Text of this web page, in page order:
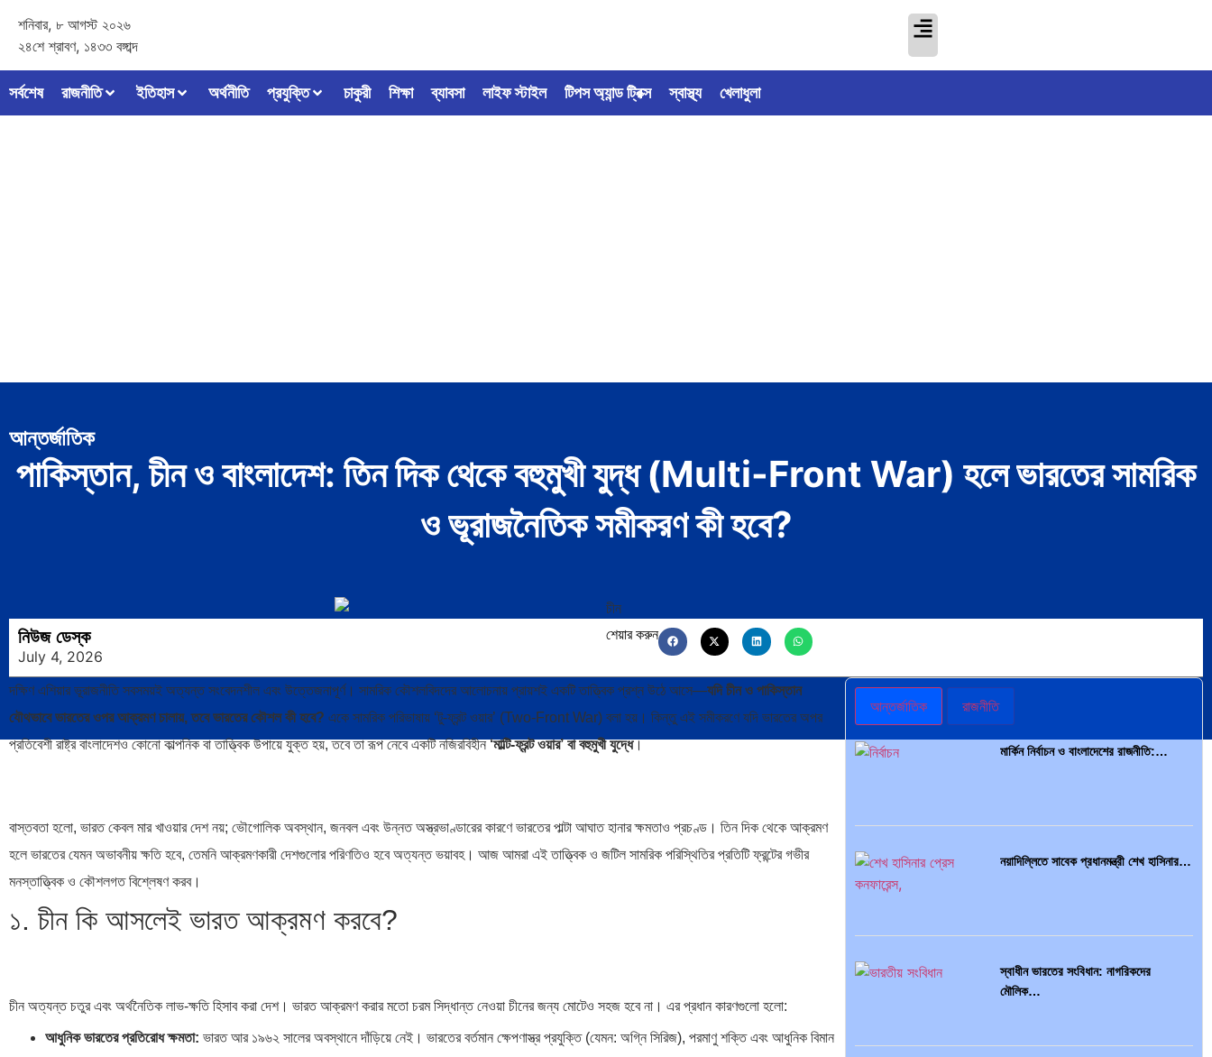
শনিবার, ৮ আগস্ট ২০২৬
২৪শে শ্রাবণ, ১৪৩৩ বঙ্গাব্দ
সর্বশেষ রাজনীতি ইতিহাস অর্থনীতি প্রযুক্তি চাকুরী শিক্ষা ব্যাবসা লাইফ স্টাইল টিপস অ্যান্ড ট্রিক্স স্বাস্থ্য খেলাধুলা
আন্তর্জাতিক
পাকিস্তান, চীন ও বাংলাদেশ: তিন দিক থেকে বহুমুখী যুদ্ধ (Multi-Front War) হলে ভারতের সামরিক
ও ভূরাজনৈতিক সমীকরণ কী হবে?
নিউজ ডেস্ক
July 4, 2026
শেয়ার করুন
দক্ষিণ এশিয়ার ভূরাজনীতি সবসময়ই অত্যন্ত সংবেদনশীল এবং উত্তেজনাপূর্ণ। সামরিক কৌশলবিদদের আলোচনায় প্রায়শই একটি তাত্ত্বিক প্রশ্ন উঠে আসে—যদি চীন ও পাকিস্তান
যৌথভাবে ভারতের ওপর আক্রমণ চালায়, তবে ভারতের কৌশল কী হবে? একে সামরিক পরিভাষায় ‘টু-ফ্রন্ট ওয়ার’ (Two-Front War) বলা হয়। কিন্তু এই সমীকরণে যদি ভারতের অপর
প্রতিবেশী রাষ্ট্র বাংলাদেশও কোনো কাল্পনিক বা তাত্ত্বিক উপায়ে যুক্ত হয়, তবে তা রূপ নেবে একটি নজিরবিহীন‘মাল্টি-ফ্রন্ট ওয়ার’ বা বহুমুখী যুদ্ধে।
বাস্তবতা হলো, ভারত কেবল মার খাওয়ার দেশ নয়; ভৌগোলিক অবস্থান, জনবল এবং উন্নত অস্ত্রভাণ্ডারের কারণে ভারতের পাল্টা আঘাত হানার ক্ষমতাও প্রচণ্ড। তিন দিক থেকে আক্রমণ
হলে ভারতের যেমন অভাবনীয় ক্ষতি হবে, তেমনি আক্রমণকারী দেশগুলোর পরিণতিও হবে অত্যন্ত ভয়াবহ। আজ আমরা এই তাত্ত্বিক ও জটিল সামরিক পরিস্থিতির প্রতিটি ফ্রন্টের গভীর
মনস্তাত্ত্বিক ও কৌশলগত বিশ্লেষণ করব।
১. চীন কি আসলেই ভারত আক্রমণ করবে?
চীন অত্যন্ত চতুর এবং অর্থনৈতিক লাভ-ক্ষতি হিসাব করা দেশ। ভারত আক্রমণ করার মতো চরম সিদ্ধান্ত নেওয়া চীনের জন্য মোটেও সহজ হবে না। এর প্রধান কারণগুলো হলো:
আধুনিক ভারতের প্রতিরোধ ক্ষমতা: ভারত আর ১৯৬২ সালের অবস্থানে দাঁড়িয়ে নেই। ভারতের বর্তমান ক্ষেপণাস্ত্র প্রযুক্তি (যেমন: অগ্নি সিরিজ), পরমাণু শক্তি এবং আধুনিক বিমান
আন্তর্জাতিক রাজনীতি
মার্কিন নির্বাচন ও বাংলাদেশের রাজনীতি:…
নয়াদিল্লিতে সাবেক প্রধানমন্ত্রী শেখ হাসিনার…
স্বাধীন ভারতের সংবিধান: নাগরিকদের
মৌলিক…